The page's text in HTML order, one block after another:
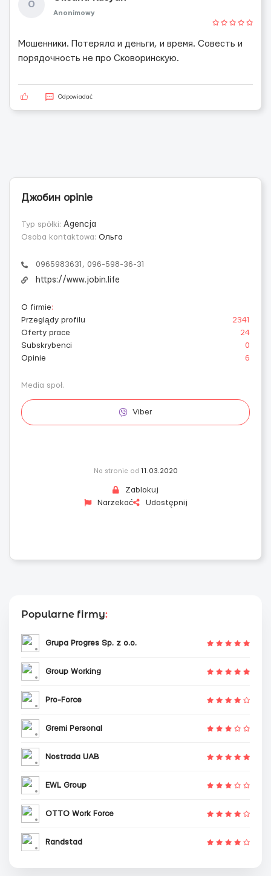
O
Anonimowy
Мошенники. Потеряла и деньги, и время. Совесть и
порядочность не про Сковоринскую.
Odpowiadać
Джобин opinie
Typ spółki: Agencja
Osoba kontaktowa: Ольга
0965983631, 096-598-36-31
https://www.jobin.life
O firmie:
Przeglądy profilu
2341
Oferty prace
24
Subskrybenci
0
Opinie
6
Media społ.
Viber
Na stronie od 11.03.2020
Zablokuj
Narzekać
Udostępnij
Popularne firmy:
Grupa Progres Sp. z o.o.
Group Working
Pro-Force
Gremi Personal
Nostrada UAB
EWL Group
OTTO Work Force
Randstad